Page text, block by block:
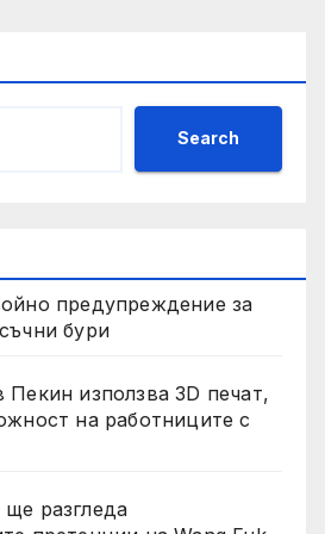
Search
предупреждение за
бури
Пекин използва 3D печат,
на работниците с
разгледа